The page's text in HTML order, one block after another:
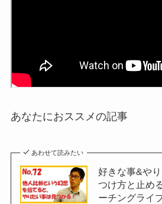
あなたにおススメの記事
あわせて読みたい
好きな事&や
つけ方と止め
ーチングライブ